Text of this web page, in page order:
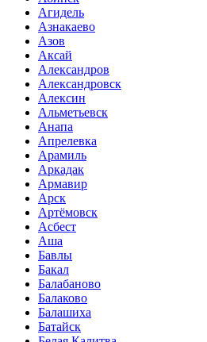
Агидель
Азнакаево
Азов
Аксай
Александров
Александровск
Алексин
Альметьевск
Анапа
Апрелевка
Арамиль
Аркадак
Армавир
Арск
Артёмовск
Асбест
Аша
Бавлы
Бакал
Балабаново
Балаково
Балашиха
Батайск